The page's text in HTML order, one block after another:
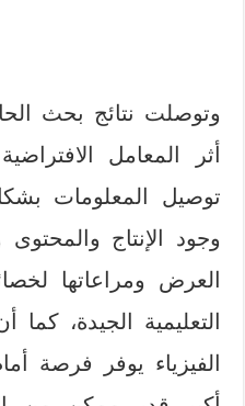
أثر المعامل
توصيل المعلومات
وجود الإنتاج
العرض ومراعاتها
التعليمية الجيدة،
الفيزياء يوفر فرصة